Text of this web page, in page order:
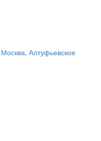
Москва, Алтуфьевское